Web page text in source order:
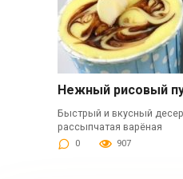
Нежный рисовый
Быстрый и вкусный
рассыпчатая варёная
0 907